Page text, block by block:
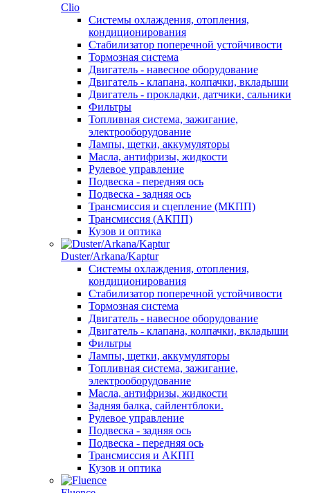
Clio
Системы охлаждения, отопления,
кондиционирования
Стабилизатор поперечной устойчивости
Тормозная система
Двигатель - навесное оборудование
Двигатель - клапана, колпачки, вкладыши
Двигатель - прокладки, датчики, сальники
Фильтры
Топливная система, зажигание,
электрооборудование
Лампы, щетки, аккумуляторы
Масла, антифризы, жидкости
Рулевое управление
Подвеска - передняя ось
Подвеска - задняя ось
Трансмиссия и сцепление (МКПП)
Трансмиссия (АКПП)
Кузов и оптика
Duster/Arkana/Kaptur
Системы охлаждения, отопления,
кондиционирования
Стабилизатор поперечной устойчивости
Тормозная система
Двигатель - навесное оборудование
Двигатель - клапана, колпачки, вкладыши
Фильтры
Лампы, щетки, аккумуляторы
Топливная система, зажигание,
электрооборудование
Масла, антифризы, жидкости
Задняя балка, сайлентблоки.
Рулевое управление
Подвеска - задняя ось
Подвеска - передняя ось
Трансмиссия и АКПП
Кузов и оптика